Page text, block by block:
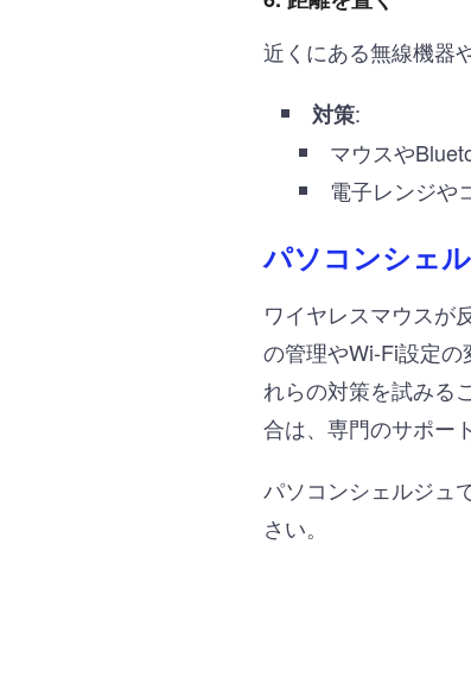
近くにある無線機器
対策:
マウスや
電子レンジや
パソコンシェ
ワイヤレスマウスが
の管理やWi-Fi設定
れらの対策を試みる
合は、専門のサポー
パソコンシェルジュ
さい。